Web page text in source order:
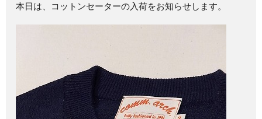
本日は、コットンセーターの入荷をお知らせします。